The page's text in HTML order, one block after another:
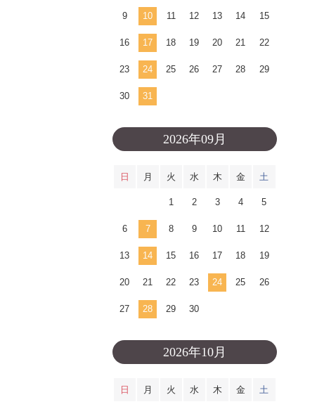
9 10 11 12 13 14 15
16 17 18 19 20 21 22
23 24 25 26 27 28 29
30 31
2026年09月
日 月 火 水 木 金 土
1 2 3 4 5
6 7 8 9 10 11 12
13 14 15 16 17 18 19
20 21 22 23 24 25 26
27 28 29 30
2026年10月
日 月 火 水 木 金 土